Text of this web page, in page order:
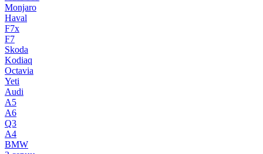
Monjaro
Haval
F7x
F7
Skoda
Kodiaq
Octavia
Yeti
Audi
A5
A6
Q3
A4
BMW